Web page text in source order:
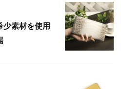
少素材を使用